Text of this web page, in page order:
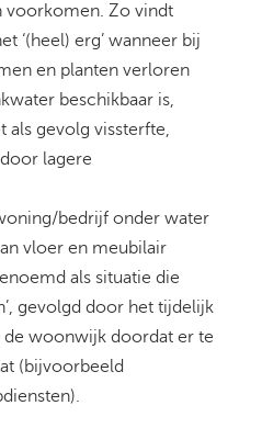
voorkomen. Zo vindt
‘(heel) erg’ wanneer bij
en planten verloren
beschikbaar is,
als gevolg vissterfte,
lagere
bedrijf onder water
vloer en meubilair
als situatie die
gevolgd door het tijdelijk
de woonwijk doordat er te
(bijvoorbeeld